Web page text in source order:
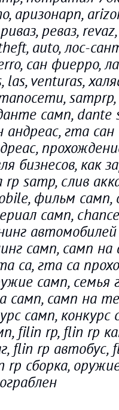
реваз,
auto, лос-
сан фиерро,
venturas,
samprp,
самп, dante
андреас, гта
бизнесов, как
rp samp, слив
фильм самп,
самп,
самп, самп на
са, гта са
самп, семья
самп, самп на
самп, конкурс
filin rp, flin rp
flin rp автобус,
rp сборка,